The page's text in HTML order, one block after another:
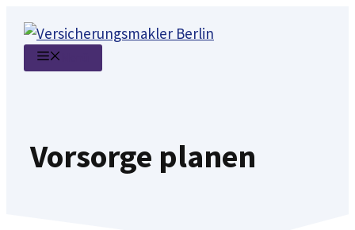
Inhalt
springen
Vorsorge planen